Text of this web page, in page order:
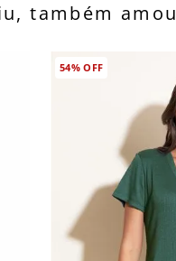
também amou
54%OFF